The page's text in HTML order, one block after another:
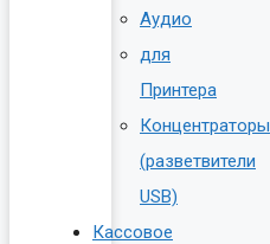
Аудио
для
Принтера
Концентраторы
(разветвители
USB)
Кассовое